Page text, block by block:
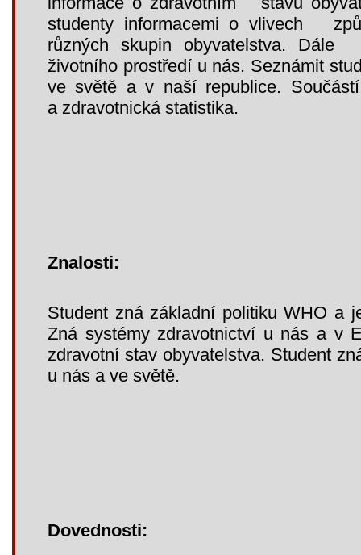
studenty informacemi o vlivech
různých skupin obyvatelstva.
životního prostředí u nás. Seznámit
ve světě a v naší republice.
a zdravotnická statistika.
Znalosti:
Student zná základní politiku WHO
Zná systémy zdravotnictví u nás a v
zdravotní stav obyvatelstva. Student
u nás a ve světě.
Dovednosti: